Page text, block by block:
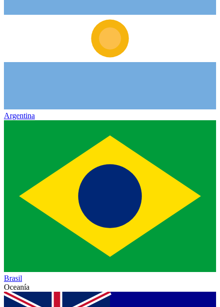
Argentina
Brasil
Oceanía